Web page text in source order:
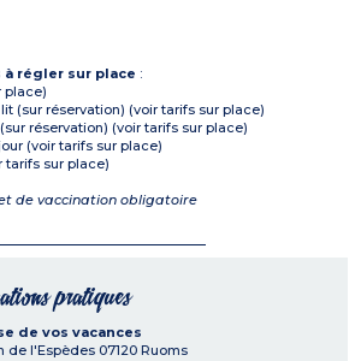
régler sur place :
place)
(sur réservation) (voir tarifs sur place)
réservation) (voir tarifs sur place)
(voir tarifs sur place)
tarifs sur place)
de vaccination obligatoire
pratiques
de vos vacances
de l'Espèdes 07120 Ruoms